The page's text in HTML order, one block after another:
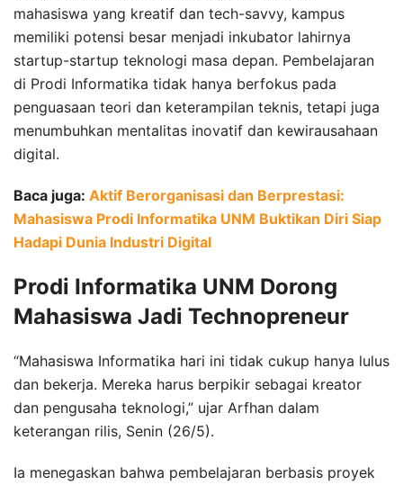
mahasiswa yang kreatif dan tech-savvy, kampus
memiliki potensi besar menjadi inkubator lahirnya
startup-startup teknologi masa depan. Pembelajaran
di Prodi Informatika tidak hanya berfokus pada
penguasaan teori dan keterampilan teknis, tetapi juga
menumbuhkan mentalitas inovatif dan kewirausahaan
digital.
Baca juga: Aktif Berorganisasi dan Berprestasi:
Mahasiswa Prodi Informatika UNM Buktikan Diri Siap
Hadapi Dunia Industri Digital
Prodi Informatika UNM Dorong
Mahasiswa Jadi Technopreneur
“Mahasiswa Informatika hari ini tidak cukup hanya lulus
dan bekerja. Mereka harus berpikir sebagai kreator
dan pengusaha teknologi,” ujar Arfhan dalam
keterangan rilis, Senin (26/5).
Ia menegaskan bahwa pembelajaran berbasis proyek